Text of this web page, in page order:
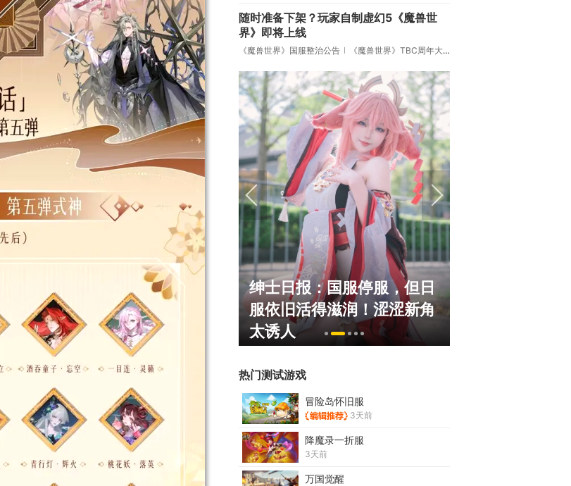
随时准备下架？玩家自制虚幻5《魔兽世
界》即将上线
《魔兽世界》国服整治公告 《魔兽世界》TBC周年大更：双经典团本回归！
一看吓一跳：雷死人不偿命
的囧图集（1169）
绅士日报：国服停服，但日
服依旧活得滋润！涩涩新角
太诱人
热门测试游戏
冒险岛怀旧服
3天前
降魔录一折服
3天前
万国觉醒